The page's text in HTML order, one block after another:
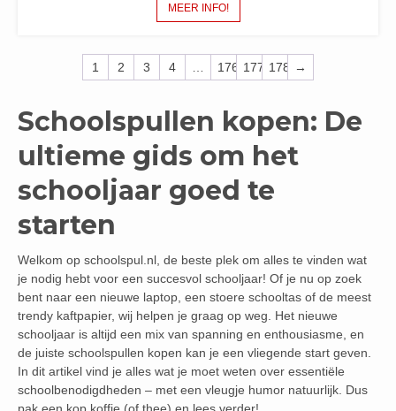
MEER INFO!
1 2 3 4 176 177 178 →
Schoolspullen kopen: De
ultieme gids om het
schooljaar goed te
starten
Welkom op schoolspul.nl, de beste plek om alles te vinden wat
je nodig hebt voor een succesvol schooljaar! Of je nu op zoek
bent naar een nieuwe laptop, een stoere schooltas of de meest
trendy kaftpapier, wij helpen je graag op weg. Het nieuwe
schooljaar is altijd een mix van spanning en enthousiasme, en
de juiste schoolspullen kopen kan je een vliegende start geven.
In dit artikel vind je alles wat je moet weten over essentiële
schoolbenodigdheden – met een vleugje humor natuurlijk. Dus
pak een kop koffie (of thee) en lees verder!